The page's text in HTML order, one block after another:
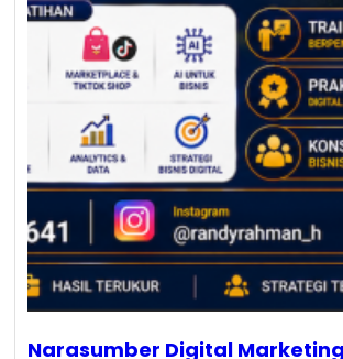
Narasumber Digital Marketing